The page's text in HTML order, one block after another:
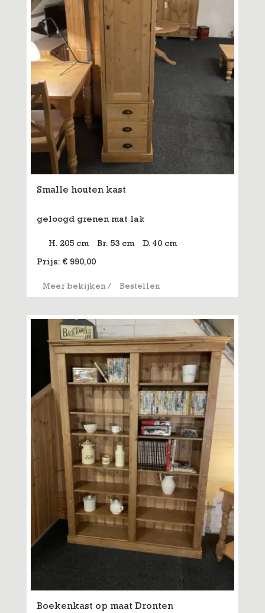
Smalle houten kast
geloogd grenen mat lak
H. 205 cm Br. 53 cm D. 40 cm
Prijs: € 990,00
Meer bekijken/ Bestellen
Boekenkast op maat Dronten